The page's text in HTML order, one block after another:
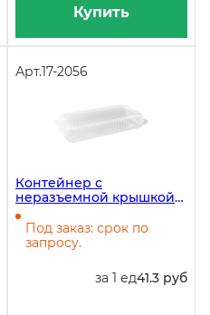
Купить
Арт.17-2056
Контейнер с
неразъемной крышкой
РК-50КЛ, 2500 мл,
314х191х54 мм, в упаковке
180 штук
Под заказ: срок по
запросу.
за 1 ед41.3 руб